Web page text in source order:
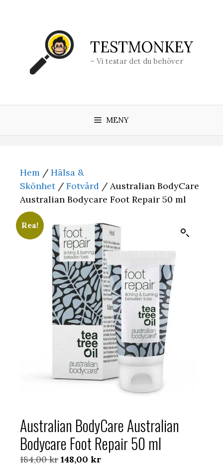
TESTMONKEY
– Vi testar det du behöver
MENY
Hem / Hälsa &
Skönhet/ Fotvård / Australian BodyCare
Australian Bodycare Foot Repair 50 ml
Rea!
Australian BodyCare Australian
Bodycare Foot Repair 50 ml
184,00kr Det
148,00 kr